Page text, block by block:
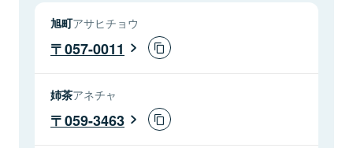
旭町アサヒチョウ
057-0011
姉茶アネチャ
059-3463